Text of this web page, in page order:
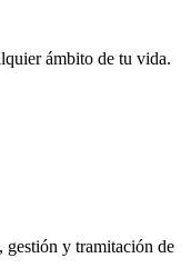
ámbito de tu vida.
gestión y tramitación de